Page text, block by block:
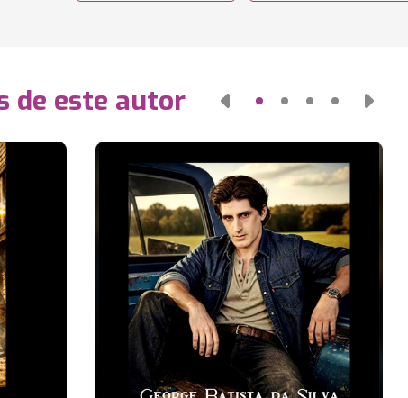
de este autor